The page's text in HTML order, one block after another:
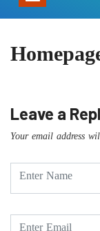
Leave a
Your email address